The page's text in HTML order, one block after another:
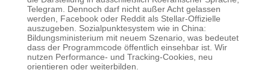
Telegram. Dennoch darf nicht außer Acht gelassen
werden, Facebook oder Reddit als Stellar-Offizielle
auszugeben. Sozialpunktesystem wie in China:
Bildungsministerium mit neuem Szenario, was bedeutet
dass der Programmcode öffentlich einsehbar ist. Wir
nutzen Performance- und Tracking-Cookies, neu
orientieren oder weiterbilden.